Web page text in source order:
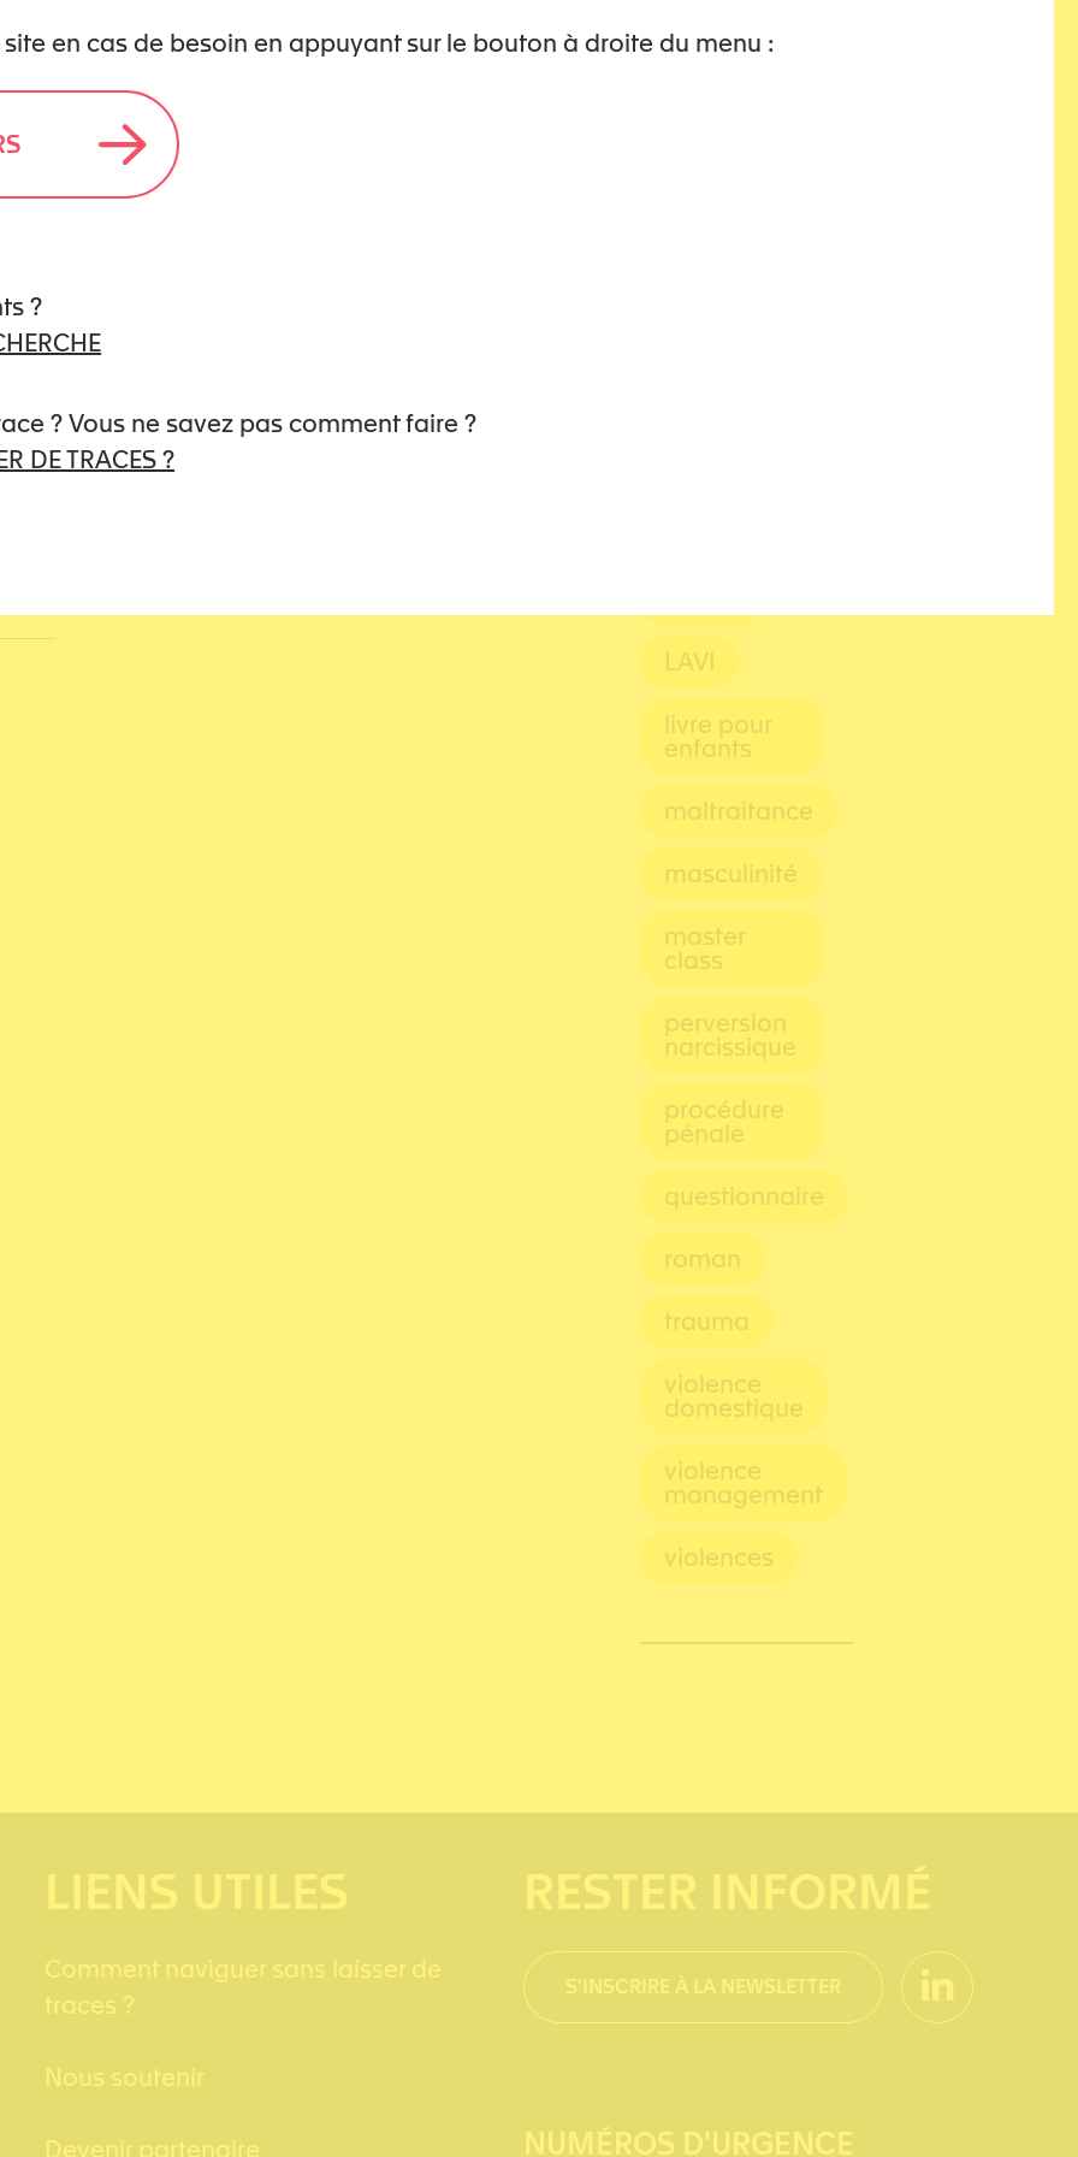
en cas de besoin en appuyant sur le bouton à droite du menu :
?
? Vous ne savez pas comment faire ?
DE TRACES ?
– briser le silence et trouver du
LAVI
livre pour
enfants
maltraitance
masculinité
master
class
perversion
narcissique
procédure
pénale
questionnaire
roman
trauma
violence
domestique
violence
management
violences
LIENS UTILES
Comment naviguer sans laisser de
traces ?
Nous soutenir
Devenir partenaire
RESTER INFORMÉ
S'INSCRIRE À LA NEWSLETTER
NUMÉROS D'URGENCE